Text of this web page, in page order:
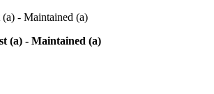
- Maintained (a)
(a) - Maintained (a)